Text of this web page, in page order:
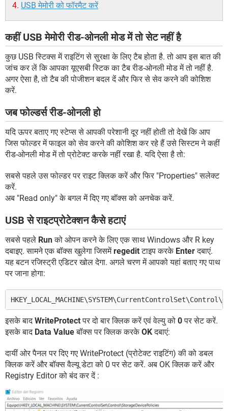
USB मेमोरी को फॉरमैट करें
कहीं USB मेमोरी रीड-ओनली मोड में तो सेट नहीं है
कुछ USB स्टिक्स में राइटिंग से सुरक्षा के लिए टैब होता है. तो आप इस बात की
जांच कर लें कि आपका यूएसबी स्टिक का टैब रीड-ओनली मोड में तो नहीं है.
अगर ऐसा है, तो टैब की पोजीशन बदल दें और फिर से सेव करने की कोशिश
करें.
जब फोल्डर्स रीड-ओनली हो
यदि ऊपर बताए गए स्टेप्स से आपकी परेशानी दूर नहीं होती तो देखें कि आप
जिस फोल्डर में फाइल को सेव करने की कोशिश कर रहे हैं उसे सिस्टम ने कहीं
रीड-ओनली मोड में तो प्रोटेक्ट करके नहीं रखा है. यदि ऐसा है तो:
सबसे पहले उस फोल्डर पर राइट क्लिक करें और फिर "Properties" सलेक्ट
करें.
अब "Read only" के बगल में दिए गए बॉक्स को अनचेक करें.
USB से राइटप्रोटेक्शन कैसे हटाएं
सबसे पहले Runको ओपन करने के लिए एक साथ Windows और R key
दबाइए. सामने एक बॉक्स खुलेगा जिसमेंregeditटाइप करके Enterदबाएं.
यह बटन रजिस्ट्री एडिटर खोल देगा. अगले चरण में आपको यहां बताए गए पाथ
पर जाना होगा:
इसके बादWriteProtectपर दो बार क्लिक करें एवं वेल्यु को 0पर सेट करें.
इसके बाद Data Valueबॉक्स पर क्लिक करकेOKदबाएं:
दायीं ओर पैनल पर दिए गए WriteProtect (प्रोटेक्ट राइटिंग) की को डबल
क्लिक करें और बॉक्स वैल्यू डेटा को 0 पर सेट करें. अब OK क्लिक करें और
Registry Editor को बंद कर दें :